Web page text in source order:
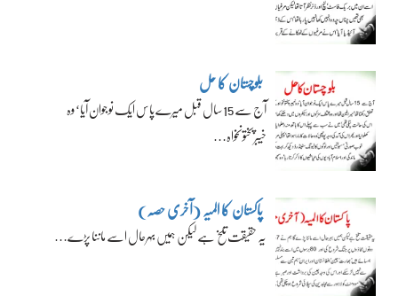
بلوچستان کا حل
آج سے 15 سال قبل میرے پاس ایک نوجوان آیا‘ وہ
خیبرپختونخواہ…
پاکستان کا المیہ (آخری حصہ)
یہ حقیقت تلخ ہے لیکن ہمیں بہرحال اسے ماننا پڑے…